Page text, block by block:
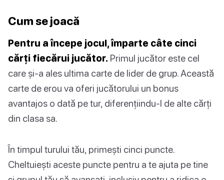
Cum se joacă
Pentru a începe jocul, împarte câte cinci
cărți fiecărui jucător. Primul jucător este cel
care și-a ales ultima carte de lider de grup. Această
carte de erou va oferi jucătorului un bonus
avantajos o dată pe tur, diferențiindu-l de alte cărți
din clasa sa.
În timpul turului tău, primești cinci puncte.
Cheltuiești aceste puncte pentru a te ajuta pe tine